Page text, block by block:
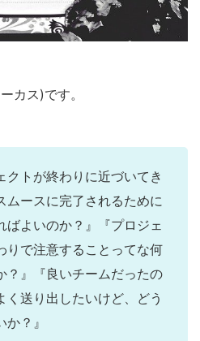
カス)です。
クトが終わりに近づいてき
ムースに完了されるために
ばよいのか？』『プロジェ
りで注意することってな何
？』『良いチームだったの
く送り出したいけど、どう
？』